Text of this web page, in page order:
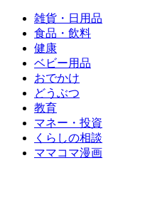
雑貨・日用品
食品・飲料
健康
ベビー用品
おでかけ
どうぶつ
教育
マネー・投資
くらしの相談
ママコマ漫画